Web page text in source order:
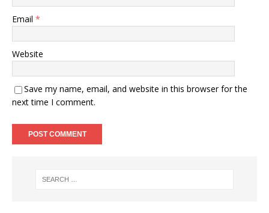
Email *
Website
Save my name, email, and website in this browser for the
next time I comment.